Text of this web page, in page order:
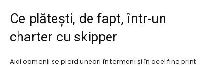
Ce plătești, de fapt, într-un
charter cu skipper
Aici oamenii se pierd uneori în termeni și în acel fine print